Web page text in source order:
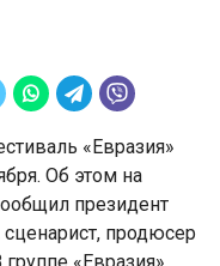
«Евразия»
Об этом на
президент
продюсер